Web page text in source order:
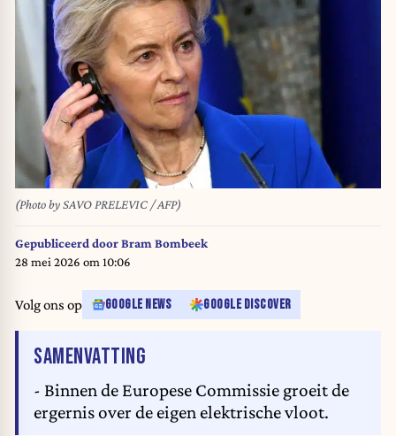
(Photo by SAVO PRELEVIC / AFP)
Gepubliceerd doorBram Bombeek
28 mei 2026 om 10:06
Volg ons op GOOGLE NEWS GOOGLE DISCOVER
SAMENVATTING
- Binnen de Europese Commissie groeit de
ergernis over de eigen elektrische vloot.